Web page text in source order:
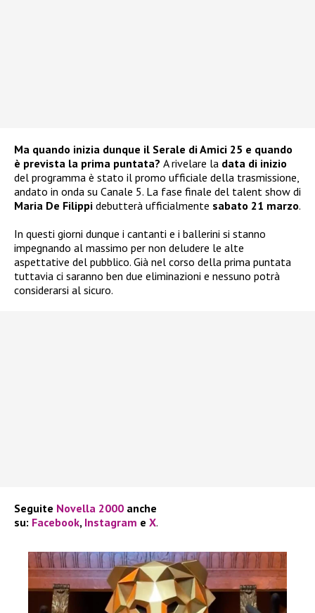
Ma quando inizia dunque il Serale di Amici 25 e quando
è prevista la prima puntata? A rivelare la data di inizio
del programma è stato il promo ufficiale della trasmissione,
andato in onda su Canale 5. La fase finale del talent show di
Maria De Filippi debutterà ufficialmente sabato 21 marzo.
In questi giorni dunque i cantanti e i ballerini si stanno
impegnando al massimo per non deludere le alte
aspettative del pubblico. Già nel corso della prima puntata
tuttavia ci saranno ben due eliminazioni e nessuno potrà
considerarsi al sicuro.
Seguite Novella 2000 anche
su: Facebook, Instagram e X.